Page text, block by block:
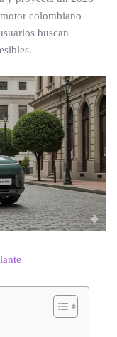
colombiano
buscan